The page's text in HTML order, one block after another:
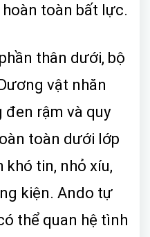
toàn bất lực.
thân dưới, bộ
vật nhăn
rậm và quy
toàn dưới lớp
khó tin, nhỏ xíu,
kiện. Ando tự
thể quan hệ tình